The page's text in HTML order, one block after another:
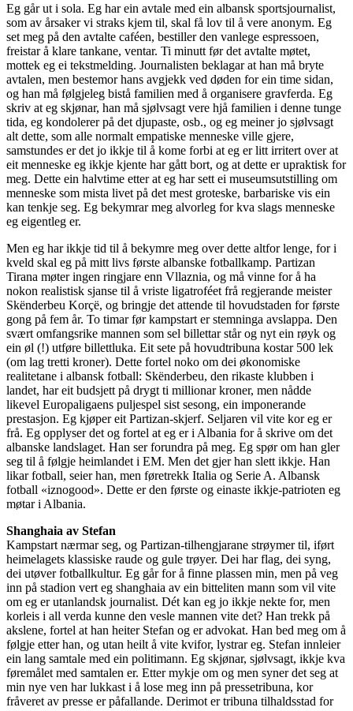
Eg går ut i sola. Eg har ein avtale med ein albansk sportsjournalist,
som av årsaker vi straks kjem til, skal få lov til å vere anonym. Eg
set meg på den avtalte caféen, bestiller den vanlege espressoen,
freistar å klare tankane, ventar. Ti minutt før det avtalte møtet,
mottek eg ei tekstmelding. Journalisten beklagar at han må bryte
avtalen, men bestemor hans avgjekk ved døden for ein time sidan,
og han må følgjeleg bistå familien med å organisere gravferda. Eg
skriv at eg skjønar, han må sjølvsagt vere hjå familien i denne tunge
tida, eg kondolerer på det djupaste, osb., og eg meiner jo sjølvsagt
alt dette, som alle normalt empatiske menneske ville gjere,
samstundes er det jo ikkje til å kome forbi at eg er litt irritert over at
eit menneske eg ikkje kjente har gått bort, og at dette er upraktisk for
meg. Dette ein halvtime etter at eg har sett ei museumsutstilling om
menneske som mista livet på det mest groteske, barbariske vis ein
kan tenkje seg. Eg bekymrar meg alvorleg for kva slags menneske
eg eigentleg er.
Men eg har ikkje tid til å bekymre meg over dette altfor lenge, for i
kveld skal eg på mitt livs første albanske fotballkamp. Partizan
Tirana møter ingen ringjare enn Vllaznia, og må vinne for å ha
nokon realistisk sjanse til å vriste ligatroféet frå regjerande meister
Skënderbeu Korçë, og bringje det attende til hovudstaden for første
gong på fem år. To timar før kampstart er stemninga avslappa. Den
svært omfangsrike mannen som sel billettar står og nyt ein røyk og
ein øl (!) utføre billettluka. Eit sete på hovudtribuna kostar 500 lek
(om lag tretti kroner). Dette fortel noko om dei økonomiske
realitetane i albansk fotball: Skënderbeu, den rikaste klubben i
landet, har eit budsjett på drygt ti millionar kroner, men nådde
likevel Europaligaens puljespel sist sesong, ein imponerande
prestasjon. Eg kjøper eit Partizan-skjerf. Seljaren vil vite kor eg er
frå. Eg opplyser det og fortel at eg er i Albania for å skrive om det
albanske landslaget. Han ser forundra på meg. Eg spør om han gler
seg til å følgje heimlandet i EM. Men det gjer han slett ikkje. Han
likar fotball, seier han, men føretrekk Italia og Serie A. Albansk
fotball «iznogood». Dette er den første og einaste ikkje-patrioten eg
møtar i Albania.
Shanghaia av Stefan
Kampstart nærmar seg, og Partizan-tilhengjarane strøymer til, iført
heimelagets klassiske raude og gule trøyer. Dei har flag, dei syng,
dei utøver fotballkultur. Eg går for å finne plassen min, men på veg
inn på stadion vert eg shanghaia av ein bitteliten mann som vil vite
om eg er utanlandsk journalist. Dét kan eg jo ikkje nekte for, men
korleis i all verda kunne den vesle mannen vite det? Han trekk på
akslene, fortel at han heiter Stefan og er advokat. Han bed meg om å
følgje etter han, og utan heilt å vite kvifor, lystrar eg. Stefan innleier
ein lang samtale med ein politimann. Eg skjønar, sjølvsagt, ikkje kva
føremålet med samtalen er. Etter mykje om og men syner det seg at
min nye ven har lukkast i å lose meg inn på pressetribuna, kor
fråveret av presse er påfallande. Derimot er tribuna tilhaldsstad for